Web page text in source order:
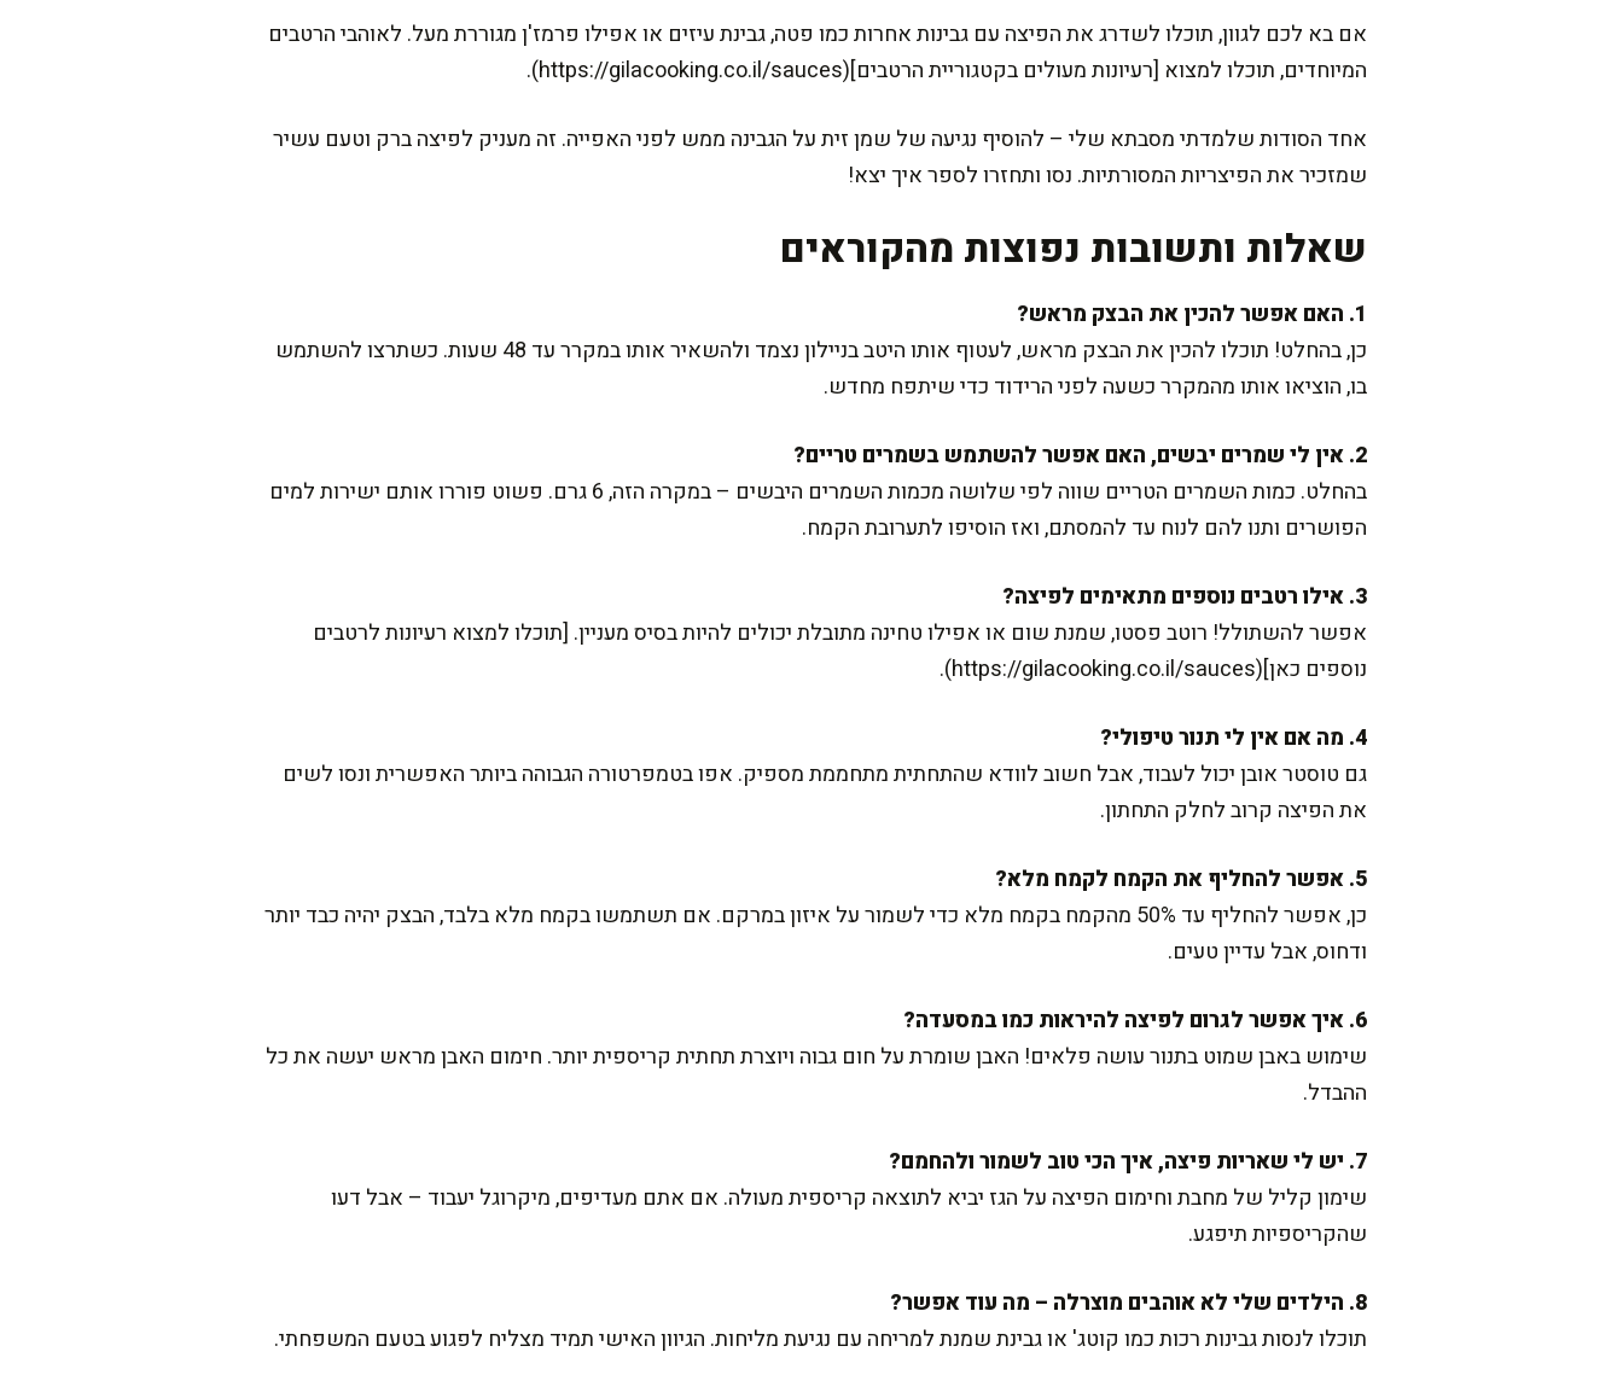
אם בא לכם לגוון, תוכלו לשדרג את הפיצה עם גבינות אחרות כמו פטה, גבינת עיזים או אפילו פרמז'ן מגוררת מעל. לאוהבי הרטבים
המיוחדים, תוכלו למצוא [רעיונות מעולים בקטגוריית הרטבים](https://gilacooking.co.il/sauces).
אחד הסודות שלמדתי מסבתא שלי – להוסיף נגיעה של שמן זית על הגבינה ממש לפני האפייה. זה מעניק לפיצה ברק וטעם עשיר
שמזכיר את הפיצריות המסורתיות. נסו ותחזרו לספר איך יצא!
שאלות ותשובות נפוצות מהקוראים
1. האם אפשר להכין את הבצק מראש?
כן, בהחלט! תוכלו להכין את הבצק מראש, לעטוף אותו היטב בניילון נצמד ולהשאיר אותו במקרר עד 48 שעות. כשתרצו להשתמש
בו, הוציאו אותו מהמקרר כשעה לפני הרידוד כדי שיתפח מחדש.
2. אין לי שמרים יבשים, האם אפשר להשתמש בשמרים טריים?
בהחלט. כמות השמרים הטריים שווה לפי שלושה מכמות השמרים היבשים – במקרה הזה, 6 גרם. פשוט פוררו אותם ישירות למים
הפושרים ותנו להם לנוח עד להמסתם, ואז הוסיפו לתערובת הקמח.
3. אילו רטבים נוספים מתאימים לפיצה?
אפשר להשתולל! רוטב פסטו, שמנת שום או אפילו טחינה מתובלת יכולים להיות בסיס מעניין. [תוכלו למצוא רעיונות לרטבים
נוספים כאן](https://gilacooking.co.il/sauces).
4. מה אם אין לי תנור טיפולי?
גם טוסטר אובן יכול לעבוד, אבל חשוב לוודא שהתחתית מתחממת מספיק. אפו בטמפרטורה הגבוהה ביותר האפשרית ונסו לשים
את הפיצה קרוב לחלק התחתון.
5. אפשר להחליף את הקמח לקמח מלא?
כן, אפשר להחליף עד 50% מהקמח בקמח מלא כדי לשמור על איזון במרקם. אם תשתמשו בקמח מלא בלבד, הבצק יהיה כבד יותר
ודחוס, אבל עדיין טעים.
6. איך אפשר לגרום לפיצה להיראות כמו במסעדה?
שימוש באבן שמוט בתנור עושה פלאים! האבן שומרת על חום גבוה ויוצרת תחתית קריספית יותר. חימום האבן מראש יעשה את כל
ההבדל.
7. יש לי שאריות פיצה, איך הכי טוב לשמור ולהחמם?
שימון קליל של מחבת וחימום הפיצה על הגז יביא לתוצאה קריספית מעולה. אם אתם מעדיפים, מיקרוגל יעבוד – אבל דעו
שהקריספיות תיפגע.
8. הילדים שלי לא אוהבים מוצרלה – מה עוד אפשר?
תוכלו לנסות גבינות רכות כמו קוטג' או גבינת שמנת למריחה עם נגיעת מליחות. הגיוון האישי תמיד מצליח לפגוע בטעם המשפחתי.